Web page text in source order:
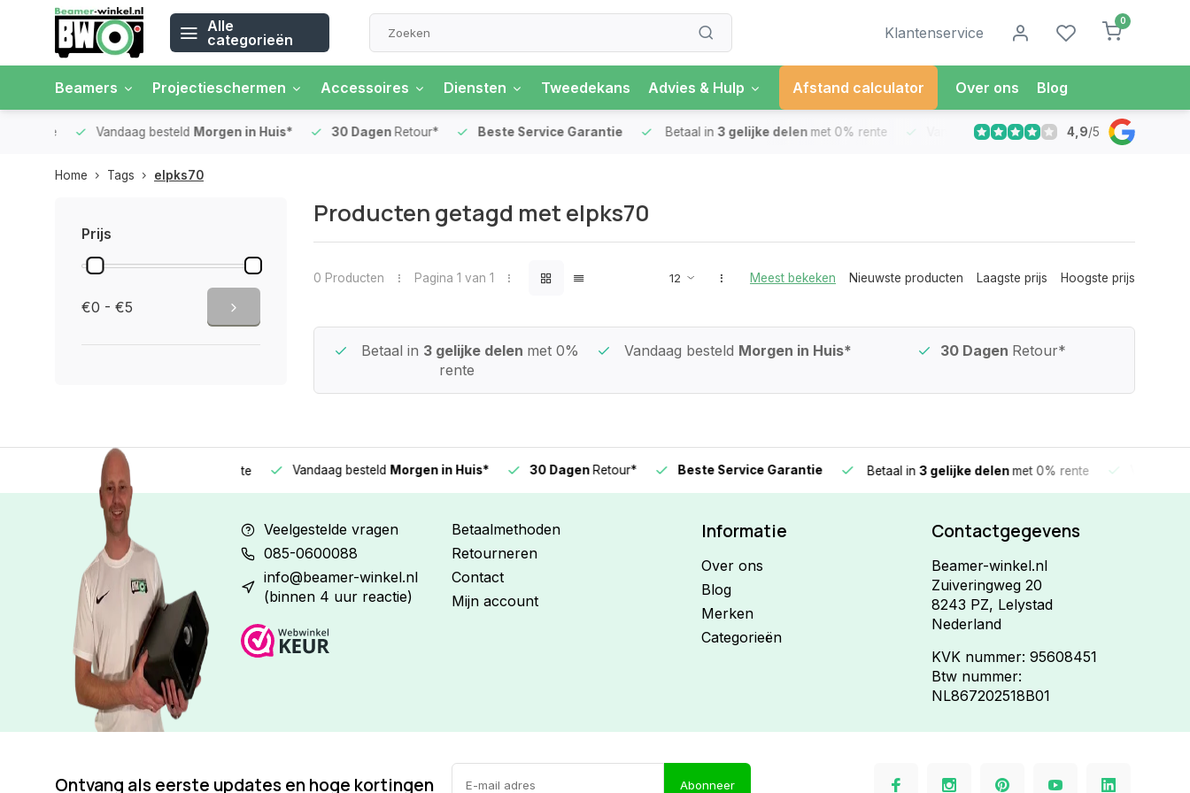
Alle
categorieën
Klantenservice
0
Beamers Projectieschermen Accessoires Diensten Tweedekans Advies & Hulp Afstand calculator Over ons Blog
Vandaag besteldMorgen in Huis* 30 DagenRetour* Beste Service Garantie Betaal in 3 gelijke delen met 0% rente Vandaag besteldMorgen in Huis*
4,9/5
Home Tags elpks70
Prijs
€0 - €5
Producten getagd met elpks70
0 Producten Pagina 1 van 1 Meest bekeken Nieuwste producten Laagste prijs Hoogste prijs
Beste Service Garantie Betaal in 3 gelijke delen met 0%
rente
Vandaag besteld Morgen in Huis* 30 Dagen Retour*
3 gelijke delen Vandaag besteldMorgen in Huis* 30 DagenRetour* Beste Service Garantie Betaal in3 gelijke delenmet 0% rente Vandaag
Veelgestelde vragen
085-0600088
info@beamer-winkel.nl
(binnen 4 uur reactie)
Betaalmethoden
Retourneren
Contact
Mijn account
Informatie
Over ons
Blog
Merken
Categorieën
Contactgegevens
Beamer-winkel.nl
Zuiveringweg 20
8243 PZ, Lelystad
Nederland
KVK nummer: 95608451
Btw nummer:
NL867202518B01
Ontvang als eerste updates en hoge kortingen Abonneer